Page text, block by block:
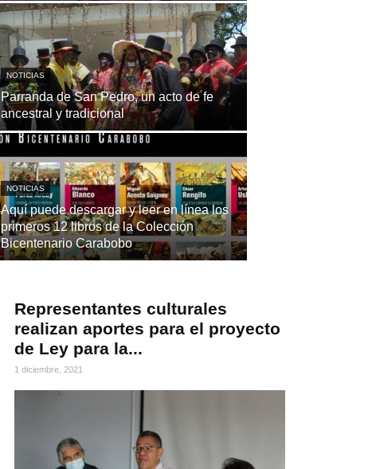
NOTICIAS
Parranda de San Pedro, un acto de fe
ancestral y tradicional
NOTICIAS
Aquí puede descargar y leer en línea los
primeros 12 libros de la Colección
Bicentenario Carabobo
Representantes culturales
realizan aportes para el proyecto
de Ley para la...
1 diciembre, 2021